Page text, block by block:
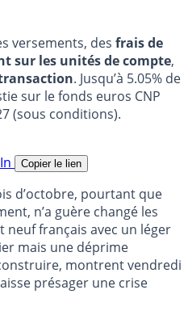
versements, des frais de
sur les unités de compte,
. Jusqu’à 5.05% de
sur le fonds euros CNP
(sous conditions).
Copier le lien
d’octobre, pourtant que
n’a guère changé les
français avec un léger
mais une déprime
montrent vendredi
présager une crise